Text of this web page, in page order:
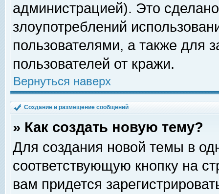
администрацией). Это
злоупотреблений
пользователями, а также для
пользователей от кражи.
Вернуться наверх
Создание и размещение сообщений
» Как создать новую тему?
Для создания новой темы в
соответствующую кнопку на
вам придется